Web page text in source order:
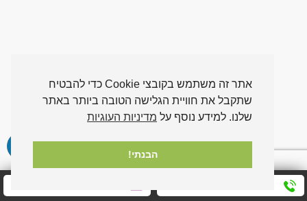
אתר זה משתמש בקובצי Cookie כדי להבטיח
שתקבל את חוויית הגלישה הטובה ביותר באתר
שלנו. למידע נוסף על מדיניות העוגיות
הבנתי!